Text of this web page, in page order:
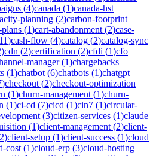
(4)canada (1)canada-hst
planning (2)carbon-footprint
plans (1)cart-abandonment (2)case-
11)cash-flow (4)catalog (2)catalog-sync
)cdn (2)certification (2)cfdi (1)cfo
manager(1)chargebacks
(1)chatbot (6)chatbots (1)chatgpt
)checkout (2)checkout-optimization
(1)churn-management (1)churn-
(1)ci-cd (7)cicd (1)cin7 (1)circular-
(3)citizen-services (1)claude
(1)client-management (2)client-
2)client-setup (1)client-success (1)cloud
cost (1)cloud-erp (3)cloud-hosting